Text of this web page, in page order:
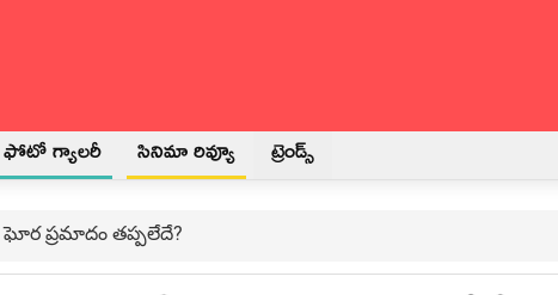
ఫోటో గ్యాలరీ సినిమా రివ్యూ ట్రెండ్స్
ఘోర ప్రమాదం తప్పలేదే?